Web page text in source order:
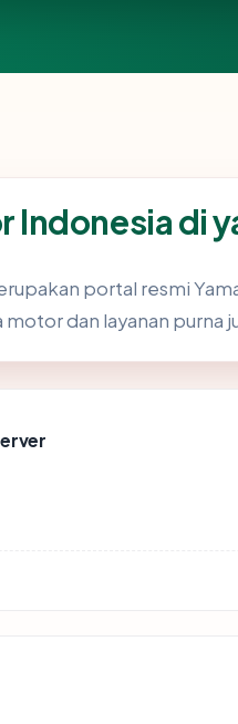
Indonesia
portal resmi
dan layanan purna